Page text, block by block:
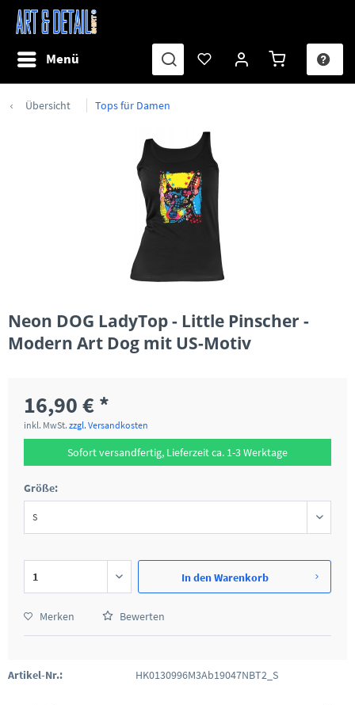
Menü
Übersicht Tops für Damen
Neon DOG LadyTop - Little Pinscher -
Modern Art Dog mit US-Motiv
16,90 € *
inkl. MwSt. zzgl. Versandkosten
Sofort versandfertig, Lieferzeit ca. 1-3 Werktage
Größe:
In denWarenkorb
Merken Bewerten
Artikel-Nr.: HK0130996M3Ab19047NBT2_S